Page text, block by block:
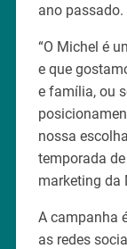
ano passado.
“O Michel é
e que
e família, ou
nossa
temporada
marketing da
A campanha
as redes